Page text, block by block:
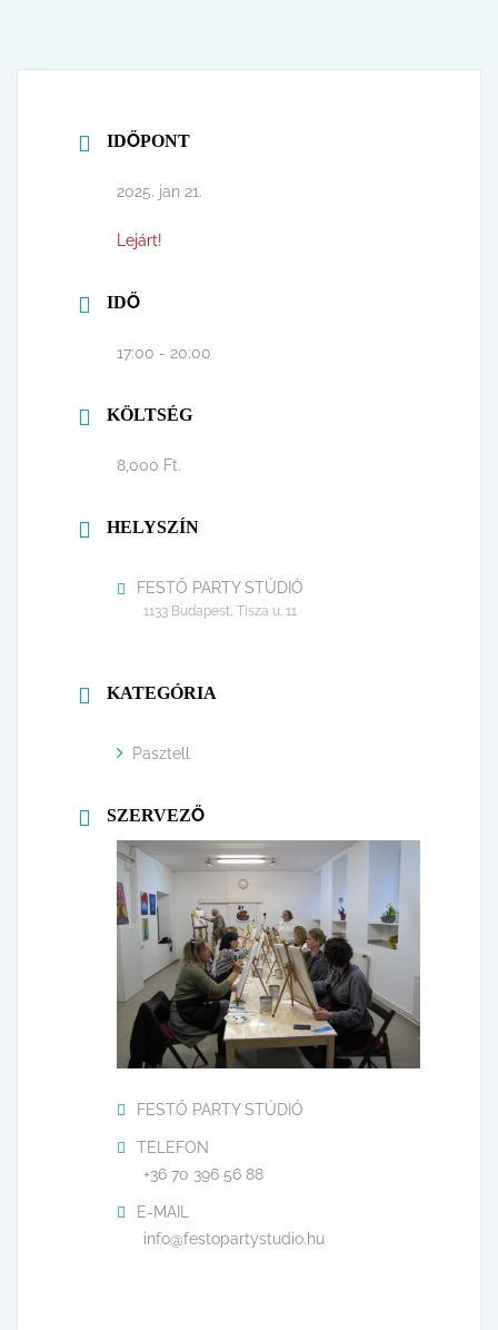
IDŐPONT
2025. jan 21.
Lejárt!
IDŐ
17:00 - 20:00
KÖLTSÉG
8,000 Ft.
HELYSZÍN
FESTŐ PARTY STÚDIÓ
1133 Budapest, Tisza u. 11
KATEGÓRIA
Pasztell
SZERVEZŐ
FESTŐ PARTY STÚDIÓ
TELEFON
+36 70 396 56 88
E-MAIL
info@festopartystudio.hu